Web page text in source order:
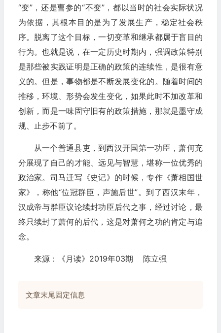
“变”，还是曹参的“不变”，都以当时的社会实际状况
为依据，其根本目的是为了发展生产，稳定社会秩
序。脱离了这个目标，一切变革和继承都属于盲目的
行为。也就是说，在一定历史时期内，强调政策特别
是那些被实践证明是正确的政策的连续性，是很有意
义的。但是，事物都是不断发展变化的。随着时间的
推移，环境、形势会发生变化，如果此时不加改革和
创新，而是一味固守旧有的政策措施，那就是墨守成
规、止步不前了。
从一个普通县吏，到西汉开国第一功臣，萧何充
分展现了自己的才能、远见与智慧，堪称一位优秀的
政治家。司马迁写《史记》的时候，专作《萧相国世
家》，称他“位冠群臣，声施后世”。到了西汉末年，
汉成帝与群臣议论续封功臣后代之事，经过讨论，最
终只续封了萧何的后代，这是对萧何之功的肯定与追
念。
来源：《月读》2019年03期 陈立强
文章末尾固定信息